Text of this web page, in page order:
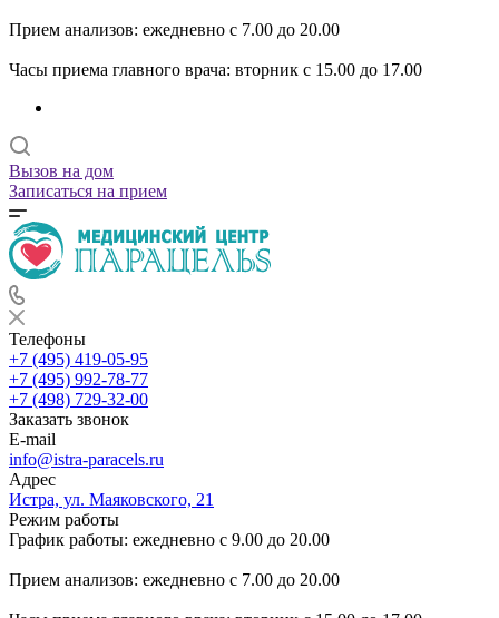
Прием анализов: ежедневно с 7.00 до 20.00
Часы приема главного врача: вторник с 15.00 до 17.00
Вызов на дом
Записаться на прием
Телефоны
+7 (495) 419-05-95
+7 (495) 992-78-77
+7 (498) 729-32-00
Заказать звонок
E-mail
info@istra-paracels.ru
Адрес
Истра, ул. Маяковского, 21
Режим работы
График работы: ежедневно с 9.00 до 20.00
Прием анализов: ежедневно с 7.00 до 20.00